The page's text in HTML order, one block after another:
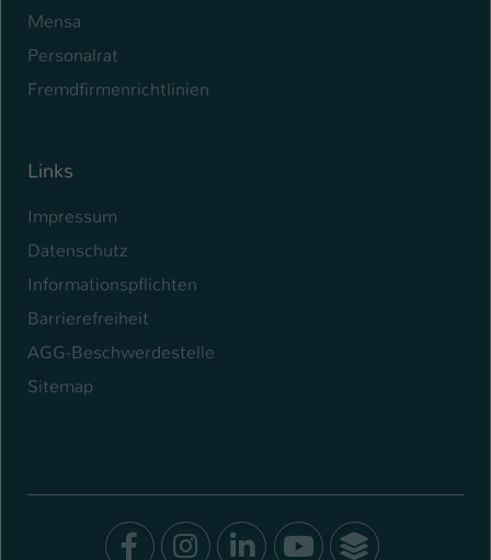
Mensa
Personalrat
Fremdfirmenrichtlinien
Links
Impressum
Datenschutz
Informationspflichten
Barrierefreiheit
AGG-Beschwerdestelle
Sitemap
Facebook
Instagram
LinkedIn
Youtube